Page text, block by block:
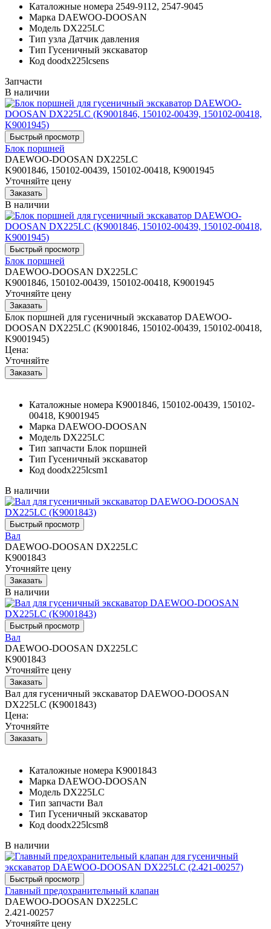
Каталожные номера 2549-9112, 2547-9045
Марка DAEWOO-DOOSAN
Модель DX225LC
Тип узла Датчик давления
Тип Гусеничный экскаватор
Код doodx225lcsens
Запчасти
В наличии
Блок поршней
DAEWOO-DOOSAN DX225LC
K9001846, 150102-00439, 150102-00418, K9001945
Уточняйте цену
В наличии
Блок поршней
DAEWOO-DOOSAN DX225LC
K9001846, 150102-00439, 150102-00418, K9001945
Уточняйте цену
Блок поршней для гусеничный экскаватор DAEWOO-
DOOSAN DX225LC (K9001846, 150102-00439, 150102-00418,
K9001945)
Цена:
Уточняйте
Каталожные номера K9001846, 150102-00439, 150102-
00418, K9001945
Марка DAEWOO-DOOSAN
Модель DX225LC
Тип запчасти Блок поршней
Тип Гусеничный экскаватор
Код doodx225lcsm1
В наличии
Вал
DAEWOO-DOOSAN DX225LC
K9001843
Уточняйте цену
В наличии
Вал
DAEWOO-DOOSAN DX225LC
K9001843
Уточняйте цену
Вал для гусеничный экскаватор DAEWOO-DOOSAN
DX225LC (K9001843)
Цена:
Уточняйте
Каталожные номера K9001843
Марка DAEWOO-DOOSAN
Модель DX225LC
Тип запчасти Вал
Тип Гусеничный экскаватор
Код doodx225lcsm8
В наличии
Главный предохранительный клапан
DAEWOO-DOOSAN DX225LC
2.421-00257
Уточняйте цену